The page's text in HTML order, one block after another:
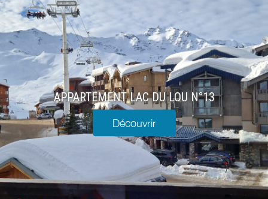
APPARTEMENT LAC DU LOU N°13
Découvrir